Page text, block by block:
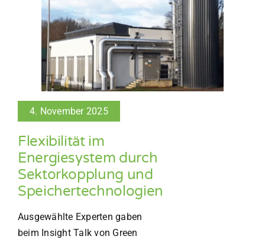
4. November 2025
Flexibilität im
Energiesystem durch
Sektorkopplung und
Speichertechnologien
Ausgewählte Experten gaben
beim Insight Talk von Green